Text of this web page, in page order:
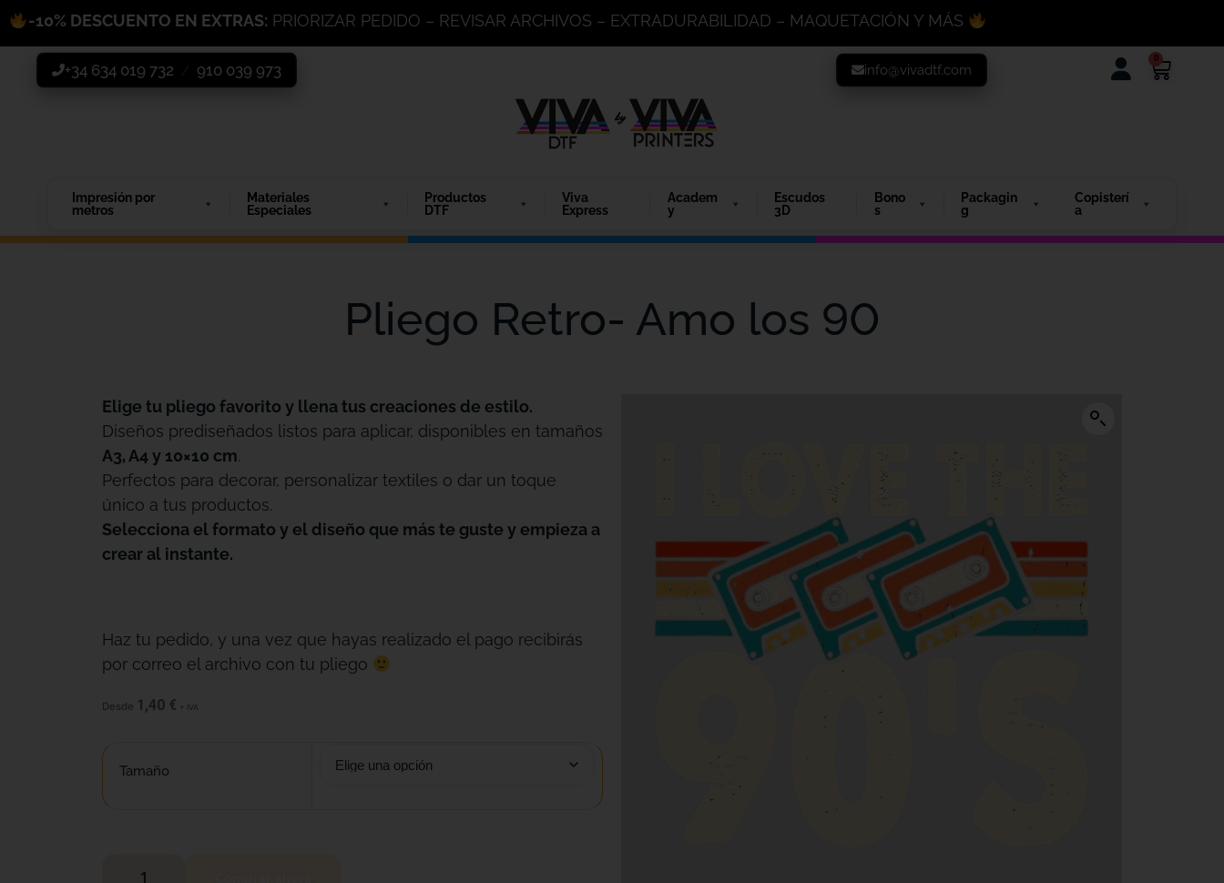
-10% DESCUENTO EN EXTRAS: PRIORIZAR PEDIDO – REVISAR ARCHIVOS – EXTRADURABILIDAD – MAQUETACIÓN Y MÁS
0
+34 634 019 732 910 039 973 info@vivadtf.com
Impresión por
metros
Materiales
Especiales
Productos
DTF
Viva
Express
Academ
y
Escudos
3D
Bono
s
Packagin
g
Copisterí
a
Pliego Retro- Amo los 90
Elige tu pliego favorito y llena tus creaciones de estilo.
Diseños prediseñados listos para aplicar, disponibles en tamaños
A3, A4 y 10×10 cm.
Perfectos para decorar, personalizar textiles o dar un toque
único a tus productos.
Selecciona el formato y el diseño que más te guste y empieza a
crear al instante.
Haz tu pedido, y una vez que hayas realizado el pago recibirás
por correo el archivo con tu pliego
Desde 1,40 € + IVA
Tamaño